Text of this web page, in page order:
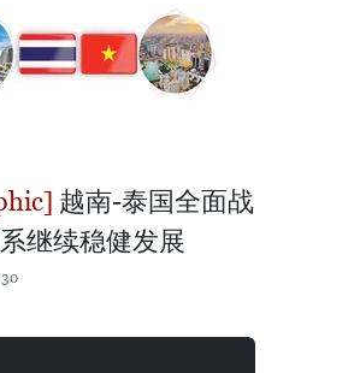
越南-泰国全面战
继续稳健发展